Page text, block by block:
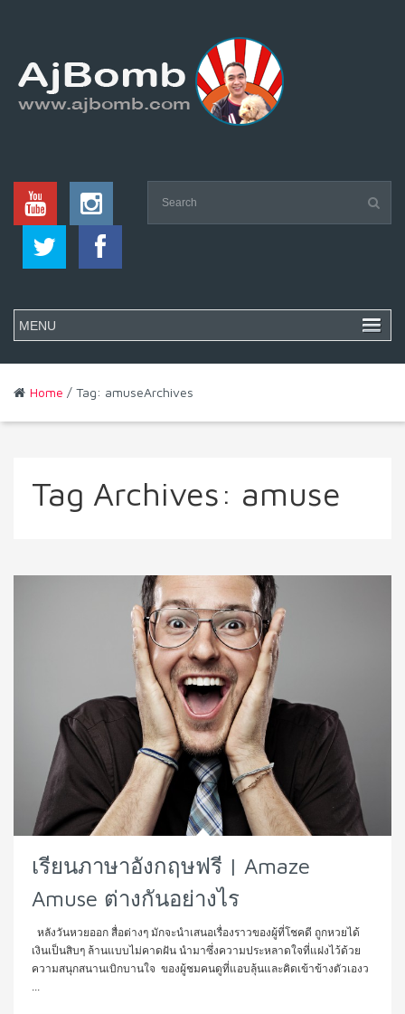
Home / Tag: amuseArchives
Tag Archives: amuse
เรียนภาษาอังกฤษฟรี | Amaze
Amuse ต่างกันอย่างไร
หลังวันหวยออก สื่อต่างๆ มักจะนำเสนอเรื่องราวของผู้ที่โชคดี ถูกหวยได้
เงินเป็นสิบๆ ล้านแบบไม่คาดฝัน นำมาซึ่งความประหลาดใจที่แฝงไว้ด้วย
ความสนุกสนานเบิกบานใจ ของผู้ชมคนดูที่แอบลุ้นและคิดเข้าข้างตัวเองว
...